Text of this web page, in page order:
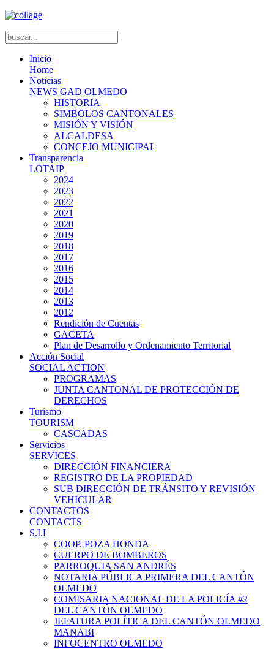
Inicio
Home
Noticias
NEWS GAD OLMEDO
HISTORIA
SIMBOLOS CANTONALES
MISIÓN Y VISIÓN
ALCALDESA
CONCEJO MUNICIPAL
Transparencia
LOTAIP
2024
2023
2022
2021
2020
2019
2018
2017
2016
2015
2014
2013
2012
Rendición de Cuentas
GACETA
Plan de Desarrollo y Ordenamiento Territorial
Acción Social
SOCIAL ACTION
PROGRAMAS
JUNTA CANTONAL DE PROTECCIÓN DE
DERECHOS
Turismo
TOURISM
CASCADAS
Servicios
SERVICES
DIRECCIÓN FINANCIERA
REGISTRO DE LA PROPIEDAD
SUB DIRECCIÓN DE TRÁNSITO Y REVISIÓN
VEHICULAR
CONTACTOS
CONTACTS
S.I.L
COOP. POZA HONDA
CUERPO DE BOMBEROS
PARROQUIA SAN ANDRÉS
NOTARIA PÚBLICA PRIMERA DEL CANTÓN
OLMEDO
COMISARIA NACIONAL DE LA POLICÍA #2
DEL CANTÓN OLMEDO
JEFATURA POLÍTICA DEL CANTÓN OLMEDO
MANABI
INFOCENTRO OLMEDO